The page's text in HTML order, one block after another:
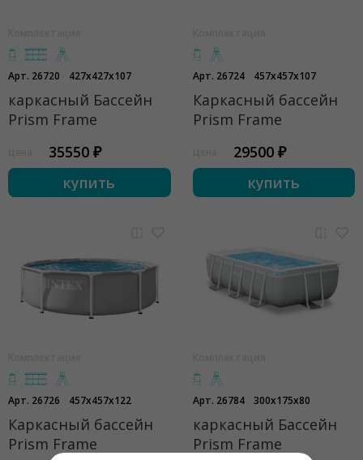
Арт. 26720 427x427x107
каркасный Бассейн
Prism Frame
35550 ₽
купить
Арт. 26724 457x457x107
Каркасный бассейн
Prism Frame
29500 ₽
купить
Арт. 26726 457x457x122
Каркасный бассейн
Prism Frame
Арт. 26784 300x175x80
каркасный Бассейн
Prism Frame